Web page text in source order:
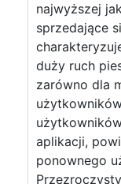
najwyższej
sprzedające
duży ruch
zarówno dla
aplikacji,
ponownego